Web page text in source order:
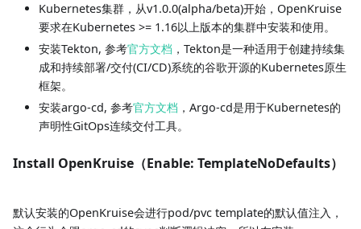
Kubernetes集群，从v1.0.0(alpha/beta)开始，OpenKruise
要求在Kubernetes >= 1.16以上版本的集群中安装和使用。
安装Tekton, 参考官方文档 ，Tekton是一种适用于创建持续集
成和持续部署/交付(CI/CD)系统的谷歌开源的Kubernetes原生
框架。
安装argo-cd, 参考官方文档 ，Argo-cd是用于Kubernetes的
声明性GitOps连续交付工具。
Install OpenKruise（Enable: TemplateNoDefaults）
默认安装的OpenKruise会进行pod/pvc template的默认值注入，